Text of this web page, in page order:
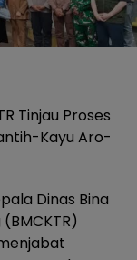
Tinjau Proses
Kayu Aro-
Dinas Bina